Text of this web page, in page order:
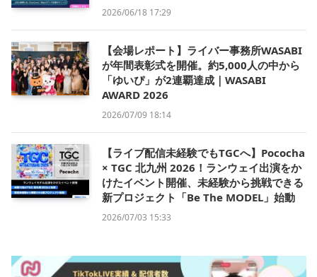
2026/06/18 17:29
【会場レポート】ライバー事務所WASABI
が年間表彰式を開催。約5,000人の中から
「ゆいぴ」が2連覇達成｜WASABI
AWARD 2026
2026/07/09 18:14
【ライブ配信未経験でもTGCへ】Pococha
× TGC 北九州 2026！ランウェイ出演をか
けたイベント開催、未経験から挑戦できる
新プロジェクト「Be The MODEL」始動
2026/07/03 15:33